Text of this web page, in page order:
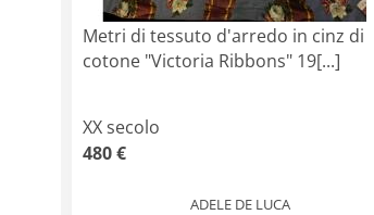
Metri di tessuto d'arredo in cinz di
cotone "Victoria Ribbons" 19[...]
XX secolo
480 €
ADELE DE LUCA